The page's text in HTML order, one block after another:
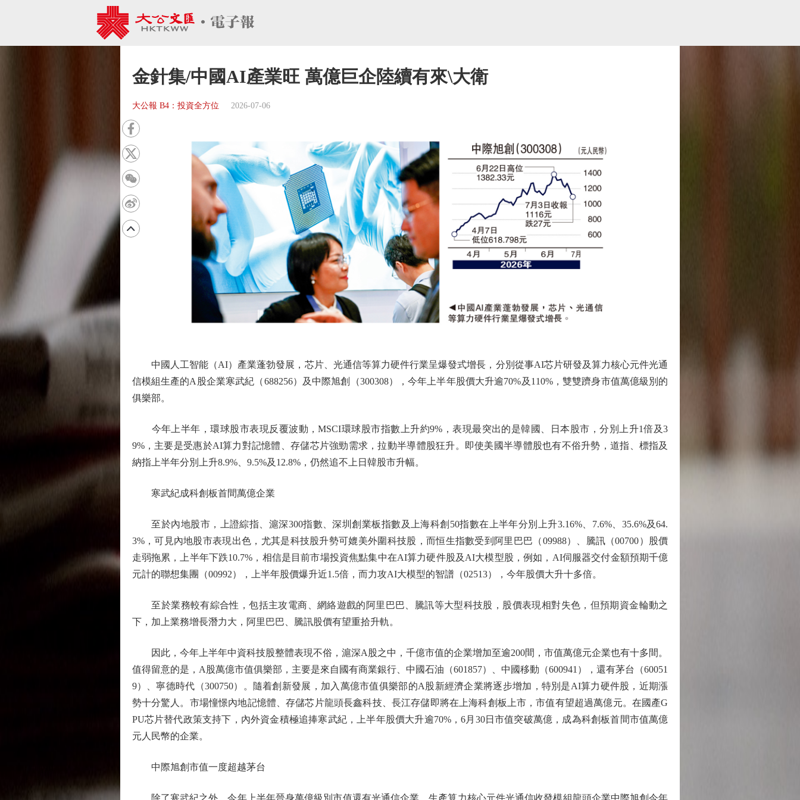
金針集/中國AI產業旺 萬億巨企陸續有來\大衛
大公報 B4：投資全方位 2026-07-06
中國人工智能（AI）產業蓬勃發展，芯片、光通信等算力硬件行業呈爆發式增長，分別從事AI芯片研發及算力核心元件光通
信模組生產的A股企業寒武紀（688256）及中際旭創（300308），今年上半年股價大升逾70%及110%，雙雙躋身市值萬億級別的
俱樂部。
今年上半年，環球股市表現反覆波動，MSCI環球股市指數上升約9%，表現最突出的是韓國、日本股市，分別上升1倍及3
9%，主要是受惠於AI算力對記憶體、存儲芯片強勁需求，拉動半導體股狂升。即使美國半導體股也有不俗升勢，道指、標指及
納指上半年分別上升8.9%、9.5%及12.8%，仍然追不上日韓股市升幅。
寒武紀成科創板首間萬億企業
至於內地股市，上證綜指、滬深300指數、深圳創業板指數及上海科創50指數在上半年分別上升3.16%、7.6%、35.6%及64.
3%，可見內地股市表現出色，尤其是科技股升勢可媲美外圍科技股，而恒生指數受到阿里巴巴（09988）、騰訊（00700）股價
走弱拖累，上半年下跌10.7%，相信是目前市場投資焦點集中在AI算力硬件股及AI大模型股，例如，AI伺服器交付金額預期千億
元計的聯想集團（00992），上半年股價爆升近1.5倍，而力攻AI大模型的智譜（02513），今年股價大升十多倍。
至於業務較有綜合性，包括主攻電商、網絡遊戲的阿里巴巴、騰訊等大型科技股，股價表現相對失色，但預期資金輪動之
下，加上業務增長潛力大，阿里巴巴、騰訊股價有望重拾升軌。
因此，今年上半年中資科技股整體表現不俗，滬深A股之中，千億市值的企業增加至逾200間，市值萬億元企業也有十多間。
值得留意的是，A股萬億市值俱樂部，主要是來自國有商業銀行、中國石油（601857）、中國移動（600941），還有茅台（60051
9）、寧德時代（300750）。隨着創新發展，加入萬億市值俱樂部的A股新經濟企業將逐步增加，特別是AI算力硬件股，近期漲
勢十分驚人。市場憧憬內地記憶體、存儲芯片龍頭長鑫科技、長江存儲即將在上海科創板上市，市值有望超過萬億元。在國產G
PU芯片替代政策支持下，內外資金積極追捧寒武紀，上半年股價大升逾70%，6月30日市值突破萬億，成為科創板首間市值萬億
元人民幣的企業。
中際旭創市值一度超越茅台